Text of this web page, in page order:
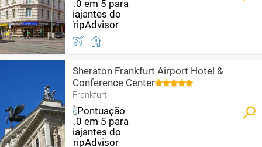
Sheraton Frankfurt Airport Hotel &
Conference Center
Frankfurt